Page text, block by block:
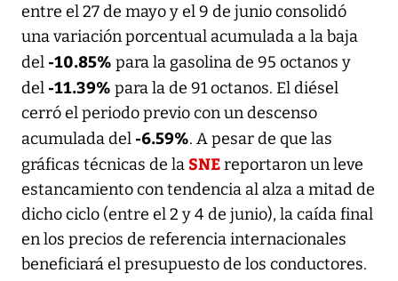
entre el 27 de mayo y el 9 de junio consolidó
una variación porcentual acumulada a la baja
del -10.85% para la gasolina de 95 octanos y
del -11.39% para la de 91 octanos. El diésel
cerró el periodo previo con un descenso
acumulada del -6.59%. A pesar de que las
gráficas técnicas de la SNEreportaron un leve
estancamiento con tendencia al alza a mitad de
dicho ciclo (entre el 2 y 4 de junio), la caída final
en los precios de referencia internacionales
beneficiará el presupuesto de los conductores.